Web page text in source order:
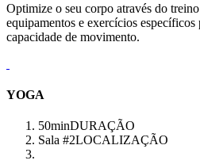
Optimize o seu corpo através do
equipamentos e exercícios específicos
capacidade de movimento.
YOGA
50minDURAÇÃO
Sala #2LOCALIZAÇÃO